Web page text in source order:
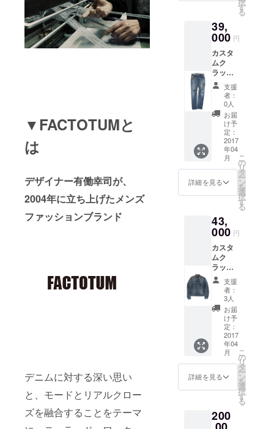
▼FACTOTUMと
は
デザイナー有働幸司が、
2004年に立ち上げたメンズ
ファッションブランド
デニムに対する深い思い
と、モードとリアルクロー
ズを融合することをテーマ
はS・
らお選
びいた
だけま
す。
す
る
39,
000 円
カスタ
ムク
ラッ
シュデ
ニム
テー
パード
(税込
み・送
料込み)
サイズ
は28・
29・
30・31
からお
選びい
ます。
支援
者：
0人
お届
け予
定：
2017
年04
月
詳細を見る
こ
の
リ
タ
ー
ン
を
選
択
す
る
43,
000 円
カスタ
ムク
ラッ
シュデ
ニム
2ND G
ジャン
(税込
み・送
料込み)
サイズ
はS・
M・Lか
らお選
びいた
だけま
支援
者：
3人
お届
け予
定：
2017
年04
月
詳細を見る
こ
の
リ
タ
ー
ン
を
選
択
す
る
200